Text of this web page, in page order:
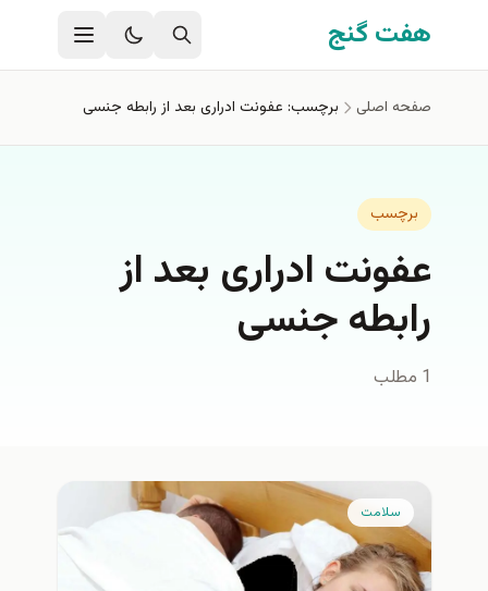
رفتن به محتوای اصلی
هفت گنج
صفحه اصلی برچسب: عفونت ادراری بعد از رابطه جنسی
برچسب
عفونت ادراری بعد از
رابطه جنسی
1 مطلب
سلامت